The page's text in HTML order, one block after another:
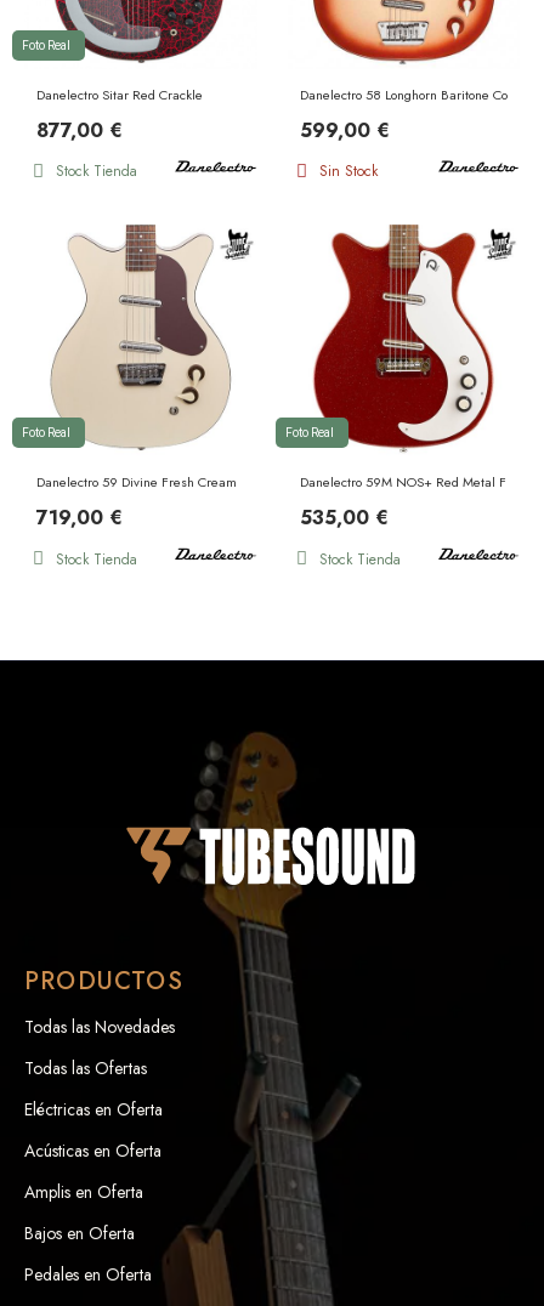
Danelectro Sitar Red Crackle
877,00 €
Foto Real
Stock Tienda
Danelectro 58 Longhorn Baritone Copper
599,00 €
Sin Stock
Danelectro 59 Divine Fresh Cream
719,00 €
Foto Real
Stock Tienda
Danelectro 59M NOS+ Red Metal Flake
535,00 €
Foto Real
Stock Tienda
PRODUCTOS
Todas las Novedades
Todas las Ofertas
Eléctricas en Oferta
Acústicas en Oferta
Amplis en Oferta
Bajos en Oferta
Pedales en Oferta